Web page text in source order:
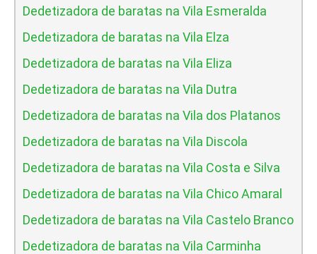
Dedetizadora de baratas na Vila Esmeralda
Dedetizadora de baratas na Vila Elza
Dedetizadora de baratas na Vila Eliza
Dedetizadora de baratas na Vila Dutra
Dedetizadora de baratas na Vila dos Platanos
Dedetizadora de baratas na Vila Discola
Dedetizadora de baratas na Vila Costa e Silva
Dedetizadora de baratas na Vila Chico Amaral
Dedetizadora de baratas na Vila Castelo Branco
Dedetizadora de baratas na Vila Carminha